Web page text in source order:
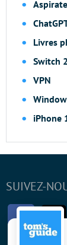
Livres
Switch 2
VPN
iPhone
SUIVEZ-